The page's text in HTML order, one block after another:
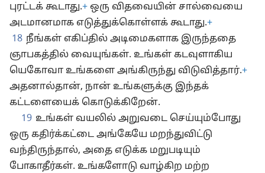
புரட்டக் கூடாது.+ ஒரு விதவையின் சால்வையை
அடமானமாக எடுத்துக்கொள்ளக் கூடாது.+
18 நீங்கள் எகிப்தில் அடிமைகளாக இருந்ததை
ஞாபகத்தில் வையுங்கள். உங்கள் கடவுளாகிய
யெகோவா உங்களை அங்கிருந்து விடுவித்தார்.+
அதனால்தான், நான் உங்களுக்கு இந்தக்
கட்டளையைக் கொடுக்கிறேன்.
19 உங்கள் வயலில் அறுவடை செய்யும்போது
ஒரு கதிர்க்கட்டை அங்கேயே மறந்துவிட்டு
வந்திருந்தால், அதை எடுக்க மறுபடியும்
போகாதீர்கள். உங்களோடு வாழ்கிற மற்ற